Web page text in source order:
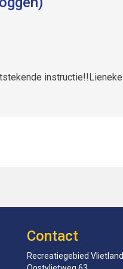
instructie!!Lieneke
Contact
Recreatiegebied Vlietland